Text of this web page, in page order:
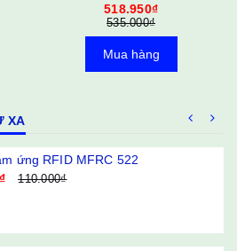
518.950₫
535.000₫
Mua hàng
XA
ứng RFID MFRC 522
110.000₫